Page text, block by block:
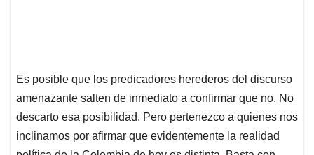
Es posible que los predicadores herederos del discurso
amenazante salten de inmediato a confirmar que no. No
descarto esa posibilidad. Pero pertenezco a quienes nos
inclinamos por afirmar que evidentemente la realidad